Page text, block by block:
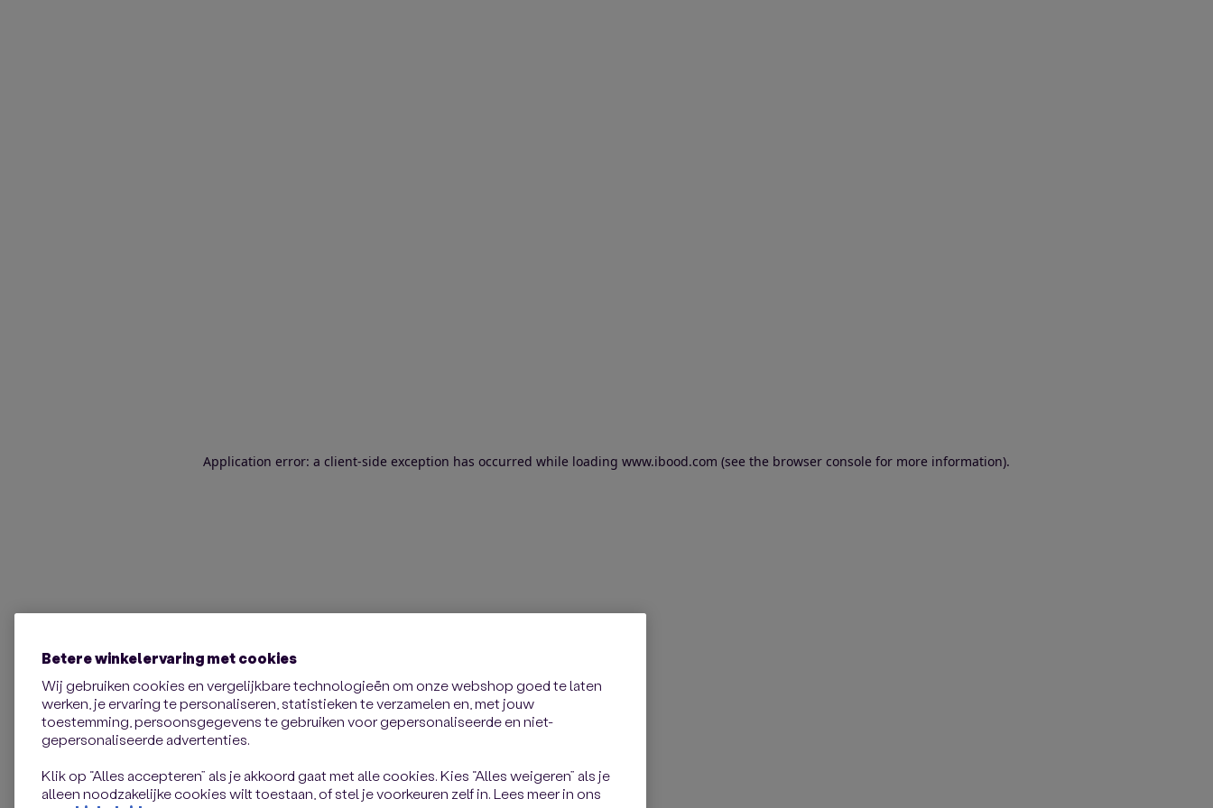
Application error: a client-side exception has occurred while loading www.ibood.com (see the browser console for more information).
Betere winkelervaring met cookies
Wij gebruiken cookies en vergelijkbare technologieën om onze webshop goed te laten
werken, je ervaring te personaliseren, statistieken te verzamelen en, met jouw
toestemming, persoonsgegevens te gebruiken voor gepersonaliseerde en niet-
gepersonaliseerde advertenties.
Klik op “Alles accepteren” als je akkoord gaat met alle cookies. Kies “Alles weigeren” als je
alleen noodzakelijke cookies wilt toestaan, of stel je voorkeuren zelf in. Lees meer in ons